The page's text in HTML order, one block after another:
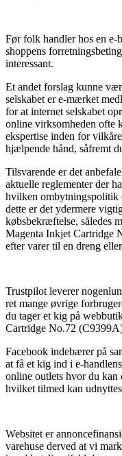
Før folk handler hos en e-
shoppens
interessant.
Et andet forslag kunne
selskabet er e-mærket
for at internet selskabet
online virksomheden ofte
ekspertise inden for
hjælpende hånd, såfremt
Tilsvarende er det
aktuelle reglementer der
hvilken ombytningspolitik
dette er det ydermere
købsbekræftelse, således
Magenta Inkjet Cartridge
efter varer til en dreng
Trustpilot leverer
ret mange øvrige
du tager et kig på
Cartridge No.72
Facebook indebærer på
at få et kig ind i e-
online outlets hvor du
hvilket tilmed kan
Websitet er
varehuse derved at vi